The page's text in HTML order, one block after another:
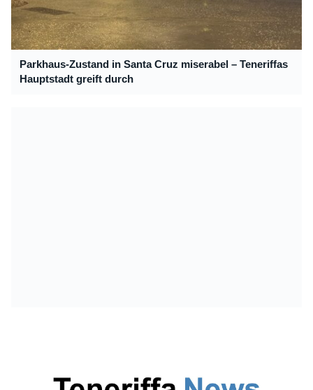
Parkhaus-Zustand in Santa Cruz miserabel – Teneriffas
Hauptstadt greift durch